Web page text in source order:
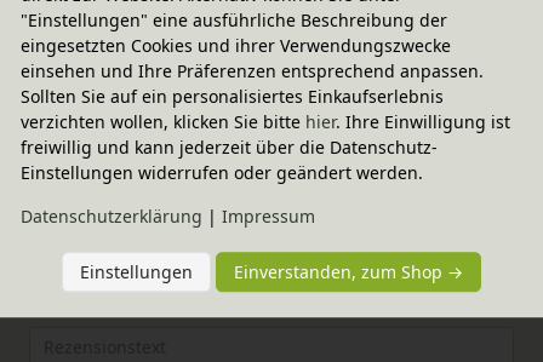
Elternerfahrungen
4.90 / 5
Bewertungssterne
5
von
5
4
von
5
Bewertungssternen
3
von
5
Bewertungssternen
2
von
5
Bewertungssternen
1
von
5
Bewertungssternen
Anzeigename
(optional)
Platzhalter
Titel
"Einstellungen" eine ausführliche Beschreibung der
eingesetzten Cookies und ihrer Verwendungszwecke
einsehen und Ihre Präferenzen entsprechend anpassen.
Sollten Sie auf ein personalisiertes Einkaufserlebnis
verzichten wollen, klicken Sie bitte hier. Ihre Einwilligung ist
freiwillig und kann jederzeit über die Datenschutz-
Einstellungen widerrufen oder geändert werden.
Daten­schutz­erklärung | Impressum
Einstellungen Einverstanden, zum Shop →